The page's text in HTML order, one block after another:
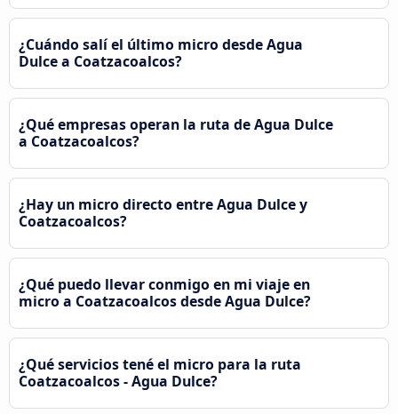
¿Cuándo salí el último micro desde Agua
Dulce a Coatzacoalcos?
¿Qué empresas operan la ruta de Agua Dulce
a Coatzacoalcos?
¿Hay un micro directo entre Agua Dulce y
Coatzacoalcos?
¿Qué puedo llevar conmigo en mi viaje en
micro a Coatzacoalcos desde Agua Dulce?
¿Qué servicios tené el micro para la ruta
Coatzacoalcos - Agua Dulce?